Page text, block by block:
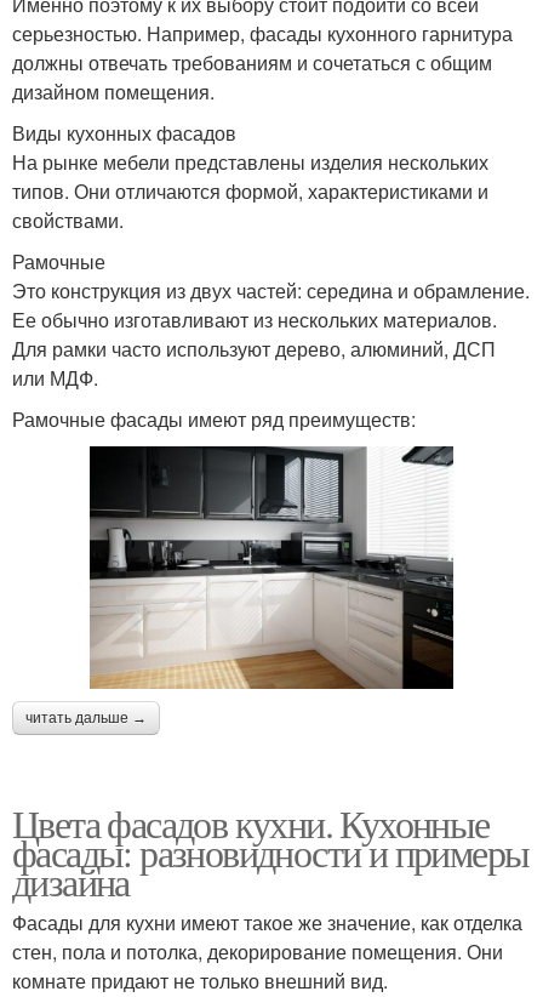
серьезностью. Например, фасады кухонного гарнитура
должны отвечать требованиям и сочетаться с общим
дизайном помещения.
Виды кухонных фасадов
На рынке мебели представлены изделия нескольких
типов. Они отличаются формой, характеристиками и
свойствами.
Рамочные
Это конструкция из двух частей: середина и обрамление.
Ее обычно изготавливают из нескольких материалов.
Для рамки часто используют дерево, алюминий, ДСП
или МДФ.
Рамочные фасады имеют ряд преимуществ:
читать дальше →
Цвета фасадов кухни. Кухонные
фасады: разновидности и примеры
дизайна
Фасады для кухни имеют такое же значение, как отделка
стен, пола и потолка, декорирование помещения. Они
комнате придают не только внешний вид.